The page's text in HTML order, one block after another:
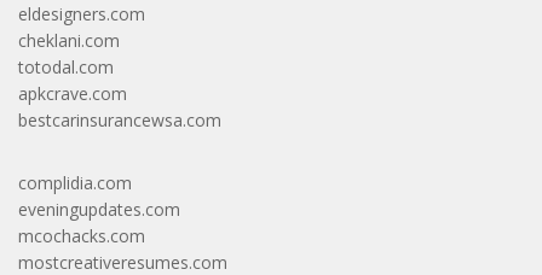
eldesigners.com
cheklani.com
totodal.com
apkcrave.com
bestcarinsurancewsa.com
complidia.com
eveningupdates.com
mcochacks.com
mostcreativeresumes.com